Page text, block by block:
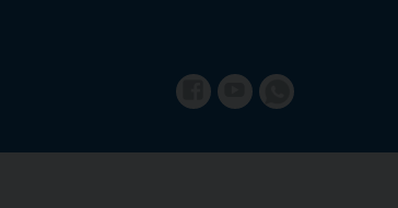
FacebookYoutubewhatsapp